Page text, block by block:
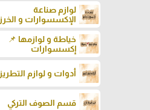
لوازم صناعة
الإكسسوارات و الخرز
خياطة و لوازمها 📌
إكسسوارات
أدوات و لوازم التطريز
قسم الصوف التركي